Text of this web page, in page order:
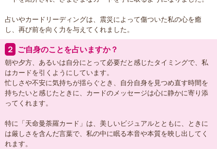
占いやカードリーディングは、震災によって傷ついた私の心を癒
し、再び前を向く力を与えてくれました。
２ ご自身のことを占いますか？
朝や夕方、あるいは自分にとって必要だと感じたタイミングで、私
はカードを引くようにしています。
忙しさや不安に気持ちが揺らぐとき、自分自身を見つめ直す時間を
持ちたいと感じたときに、カードのメッセージは心に静かに寄り添
ってくれます。
特に「天命曼荼羅カード」は、美しいビジュアルとともに、ときに
は厳しさを含んだ言葉で、私の中に眠る本音や本質を映し出してく
れます。